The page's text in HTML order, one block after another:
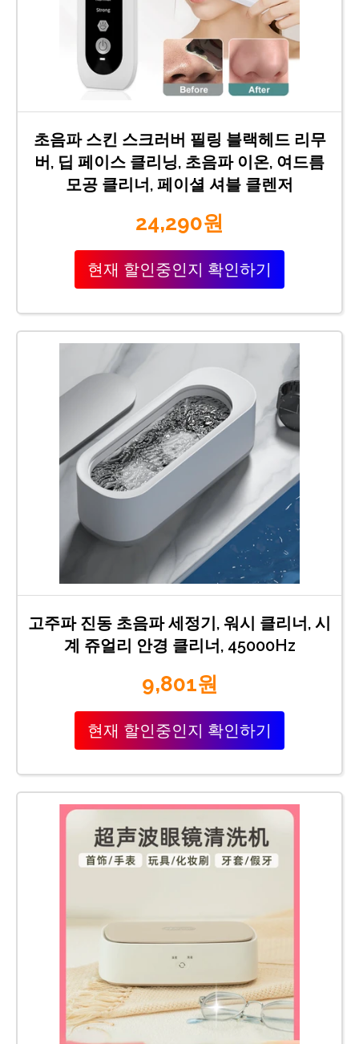
초음파 스킨 스크러버 필링 블랙헤드 리무
버, 딥 페이스 클리닝, 초음파 이온, 여드름
모공 클리너, 페이셜 셔블 클렌저
24,290원
현재 할인중인지 확인하기
고주파 진동 초음파 세정기, 워시 클리너, 시
계 쥬얼리 안경 클리너, 45000Hz
9,801원
현재 할인중인지 확인하기